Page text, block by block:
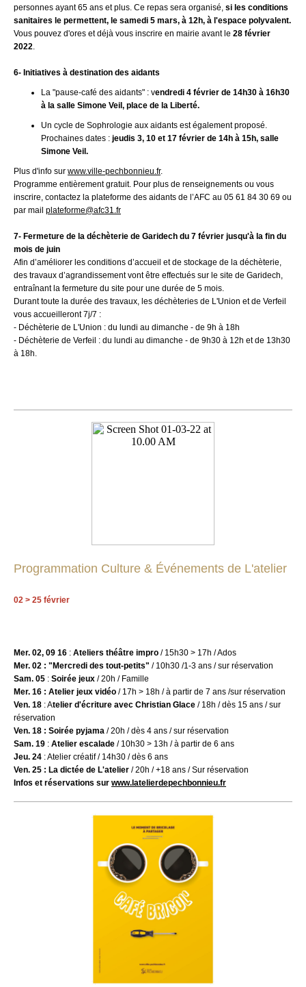
personnes ayant 65 ans et plus. Ce repas sera organisé, si les conditions
sanitaires le permettent, le samedi 5 mars, à 12h, à l'espace polyvalent.
Vous pouvez d'ores et déjà vous inscrire en mairie avant le 28 février
2022.
6- Initiatives à destination des aidants
La "pause-café des aidants" : vendredi 4 février de 14h30 à 16h30
à la salle Simone Veil, place de la Liberté.
Un cycle de Sophrologie aux aidants est également proposé.
Prochaines dates : jeudis 3, 10 et 17 février de 14h à 15h, salle
Simone Veil.
Plus d'info sur www.ville-pechbonnieu.fr.
Programme entièrement gratuit. Pour plus de renseignements ou vous
inscrire, contactez la plateforme des aidants de l’AFC au 05 61 84 30 69 ou
par mail plateforme@afc31.fr
7- Fermeture de la déchèterie de Garidech du 7 février jusqu'à la fin du
mois de juin
Afin d’améliorer les conditions d’accueil et de stockage de la déchèterie,
des travaux d’agrandissement vont être effectués sur le site de Garidech,
entraînant la fermeture du site pour une durée de 5 mois.
Durant toute la durée des travaux, les déchèteries de L'Union et de Verfeil
vous accueilleront 7j/7 :
- Déchèterie de L'Union : du lundi au dimanche - de 9h à 18h
- Déchèterie de Verfeil : du lundi au dimanche - de 9h30 à 12h et de 13h30
à 18h.
Programmation Culture & Événements de L'atelier
02 > 25 février
Mer. 02, 09 16 : Ateliers théâtre impro / 15h30 > 17h / Ados
Mer. 02 : "Mercredi des tout-petits" / 10h30 /1-3 ans / sur réservation
Sam. 05 : Soirée jeux / 20h / Famille
Mer. 16 : Atelier jeux vidéo / 17h > 18h / à partir de 7 ans /sur réservation
Ven. 18 : Atelier d'écriture avec Christian Glace / 18h / dès 15 ans / sur
réservation
Ven. 18 : Soirée pyjama / 20h / dès 4 ans / sur réservation
Sam. 19 : Atelier escalade / 10h30 > 13h / à partir de 6 ans
Jeu. 24 : Atelier créatif / 14h30 / dès 6 ans
Ven. 25 : La dictée de L'atelier / 20h / +18 ans / Sur réservation
Infos et réservations sur www.latelierdepechbonnieu.fr